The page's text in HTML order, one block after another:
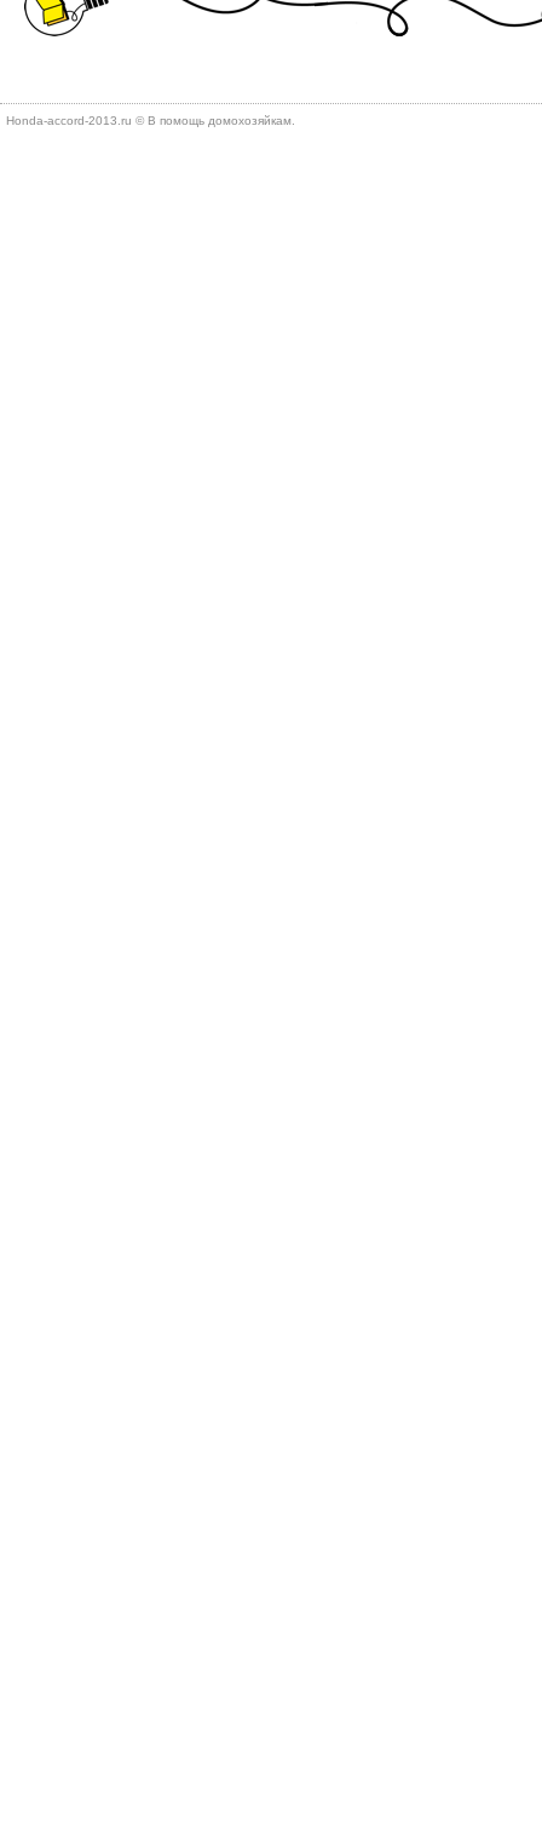
Honda-accord-2013.ru © В помощь дοмохοзяйкам.